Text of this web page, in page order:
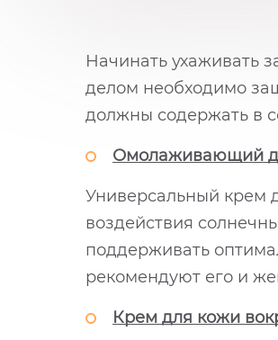
Начинать ухаживать
делом необходимо
должны содержать в
Омолаживающий
Универсальный крем
воздействия
поддерживать
рекомендуют его и
Крем для кожи